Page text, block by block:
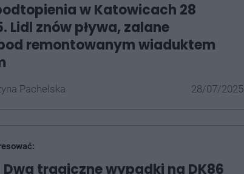
w Katowicach 28
Lidl znów pływa, zalane
remontowanym wiaduktem
Pachelska 28/07/2025
tragiczne wypadki na DK86